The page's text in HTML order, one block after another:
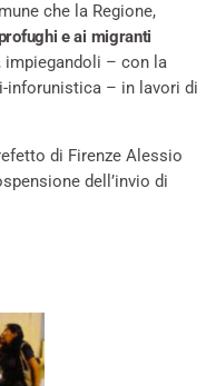
che la Regione,
e ai migranti
– con la
inforunistica – in lavori di
di Firenze Alessio
dell’invio di